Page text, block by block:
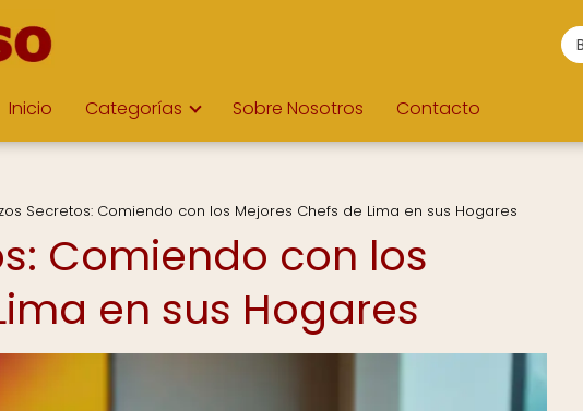
Inicio Categorías Sobre Nosotros Contacto
Secretos: Comiendo con los Mejores Chefs de Lima en sus Hogares
Comiendo con los
en sus Hogares